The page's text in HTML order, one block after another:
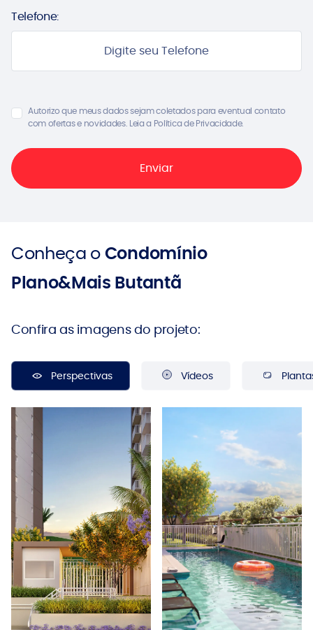
Telefone:
Autorizo que meus dados sejam coletados para eventual contato
com ofertas e novidades. Leia a Política de Privacidade.
Conheça oCondomínio
Plano&Mais Butantã
Confira as imagens do projeto:
Perspectivas Vídeos